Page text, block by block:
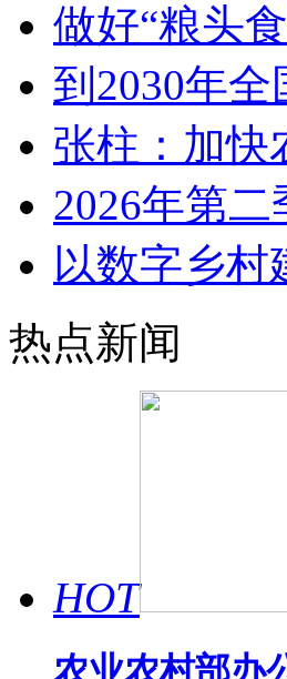
做好“粮头
到2030年
张柱：加快
2026年第
以数字乡村
热点新闻
HOT
农业农村部办